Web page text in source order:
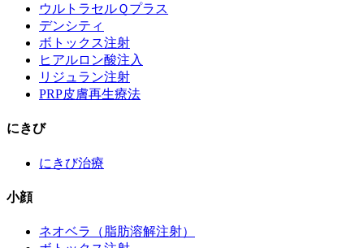
ウルトラセルＱプラス
デンシティ
ボトックス注射
ヒアルロン酸注入
リジュラン注射
PRP皮膚再生療法
にきび
にきび治療
小顔
ネオベラ（脂肪溶解注射）